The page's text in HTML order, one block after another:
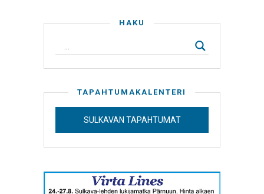
HAKU
TAPAHTUMAKALENTERI
SULKAVAN TAPAHTUMAT